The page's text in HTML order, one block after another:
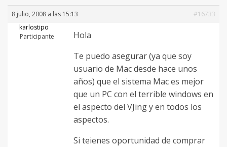
Contacto
Entrar
8 julio, 2008 a las 15:13
#16733
karlostipo
Participante
Hola
Te puedo asegurar (ya que soy
usuario de Mac desde hace unos
años) que el sistema Mac es mejor
que un PC con el terrible windows en
el aspecto del VJing y en todos los
aspectos.
Si teienes oportunidad de comprar